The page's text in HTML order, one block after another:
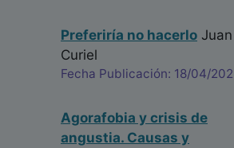
Preferiría no hacerlo
Curiel
Fecha Publicación: 18/04/
Agorafobia y crisis de
angustia. Causas y